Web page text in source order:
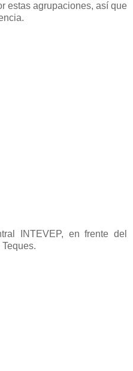
estas agrupaciones, así que
INTEVEP, en frente del